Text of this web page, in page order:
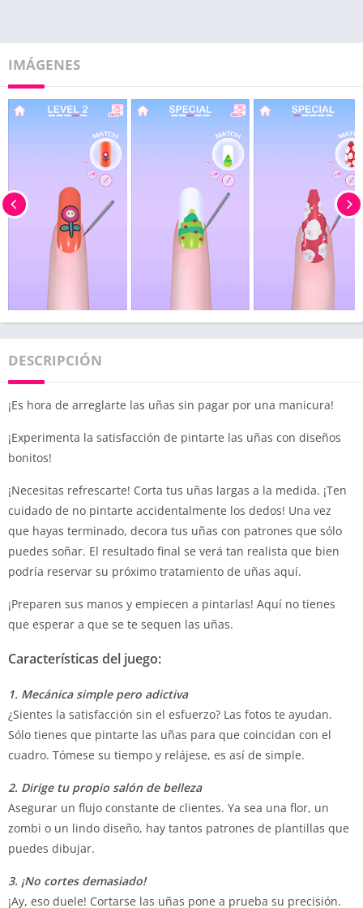
IMÁGENES
DESCRIPCIÓN
¡Es hora de arreglarte las uñas sin pagar por una manicura!
¡Experimenta la satisfacción de pintarte las uñas con diseños
bonitos!
¡Necesitas refrescarte! Corta tus uñas largas a la medida. ¡Ten
cuidado de no pintarte accidentalmente los dedos! Una vez
que hayas terminado, decora tus uñas con patrones que sólo
puedes soñar. El resultado final se verá tan realista que bien
podría reservar su próximo tratamiento de uñas aquí.
¡Preparen sus manos y empiecen a pintarlas! Aquí no tienes
que esperar a que se te sequen las uñas.
Características del juego:
1. Mecánica simple pero adictiva
¿Sientes la satisfacción sin el esfuerzo? Las fotos te ayudan.
Sólo tienes que pintarte las uñas para que coincidan con el
cuadro. Tómese su tiempo y relájese, es así de simple.
2. Dirige tu propio salón de belleza
Asegurar un flujo constante de clientes. Ya sea una flor, un
zombi o un lindo diseño, hay tantos patrones de plantillas que
puedes dibujar.
3. ¡No cortes demasiado!
¡Ay, eso duele! Cortarse las uñas pone a prueba su precisión.